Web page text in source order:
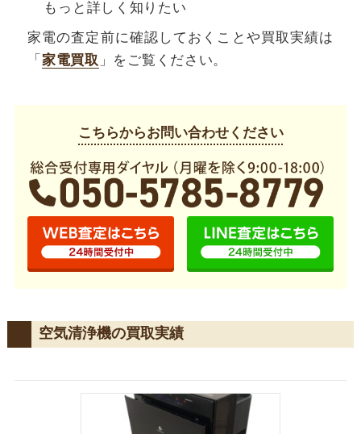
もっと詳しく知りたい
家電の査定前に確認しておくことや買取実績は
「 家電買取 」をご覧ください。
こちらからお問い合わせください
空気清浄機の買取実績